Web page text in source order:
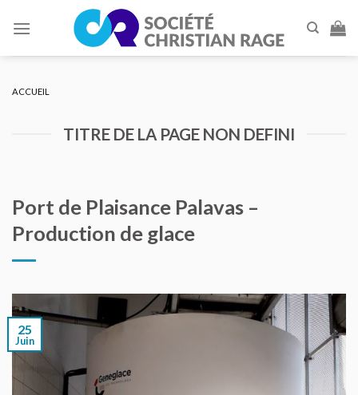
ACCUEIL
TITRE DE LA PAGE NON DEFINI
Port de Plaisance Palavas –
Production de glace
25
Juin